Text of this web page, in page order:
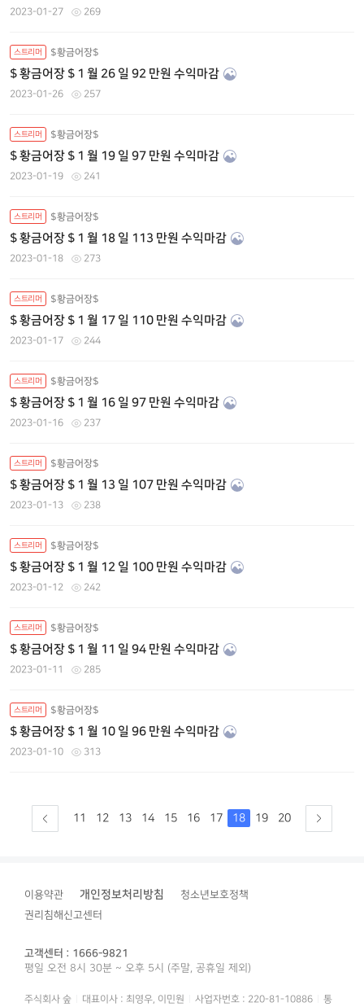
2023-01-27 269
$ 황금어장 $ 1 월 26 일 92 만원 수익마감
스트리머 $황금어장$
2023-01-26 257
$ 황금어장 $ 1 월 19 일 97 만원 수익마감
스트리머 $황금어장$
2023-01-19 241
$ 황금어장 $ 1 월 18 일 113 만원 수익마감
스트리머 $황금어장$
2023-01-18 273
$ 황금어장 $ 1 월 17 일 110 만원 수익마감
스트리머 $황금어장$
2023-01-17 244
$ 황금어장 $ 1 월 16 일 97 만원 수익마감
스트리머 $황금어장$
2023-01-16 237
$ 황금어장 $ 1 월 13 일 107 만원 수익마감
스트리머 $황금어장$
2023-01-13 238
$ 황금어장 $ 1 월 12 일 100 만원 수익마감
스트리머 $황금어장$
2023-01-12 242
$ 황금어장 $ 1 월 11 일 94 만원 수익마감
스트리머 $황금어장$
2023-01-11 285
$ 황금어장 $ 1 월 10 일 96 만원 수익마감
스트리머 $황금어장$
2023-01-10 313
11 12 13 14 15 16 17 18 19 20
이용약관 개인정보처리방침
청소년보호정책
권리침해신고센터
고객센터 : 1666-9821
평일 오전 8시 30분 ~ 오후 5시 (주말, 공휴일 제외)
주식회사 숲 대표이사 : 최영우, 이민원 사업자번호 : 220-81-10886 통